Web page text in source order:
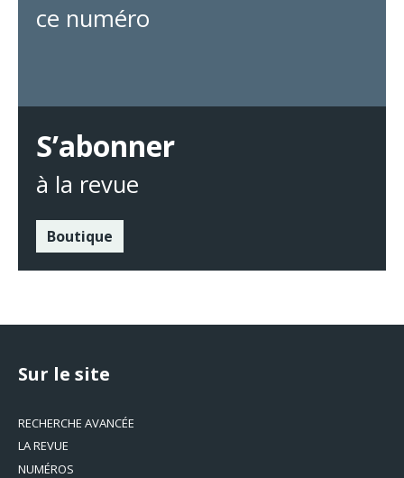
ce numéro
S’abonner
à la revue
Boutique
Sur le site
RECHERCHE AVANCÉE
LA REVUE
NUMÉROS